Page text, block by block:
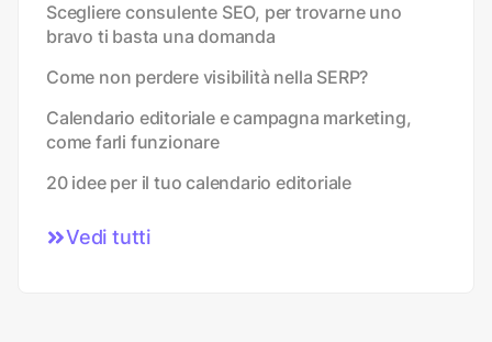
Scegliere consulente SEO, per trovarne uno
bravo ti basta una domanda
Come non perdere visibilità nella SERP?
Calendario editoriale e campagna marketing,
come farli funzionare
20 idee per il tuo calendario editoriale
Vedi tutti